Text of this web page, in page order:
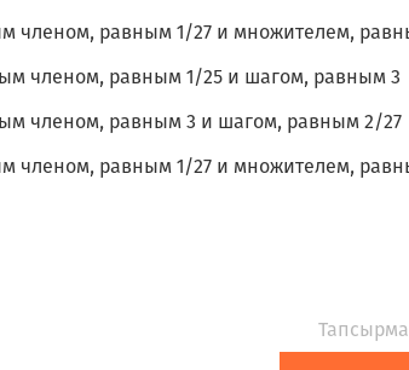
членом, равным 1/27 и множителем,
членом, равным 1/25 и шагом, равным 3
членом, равным 3 и шагом, равным 2/27
членом, равным 1/27 и множителем,